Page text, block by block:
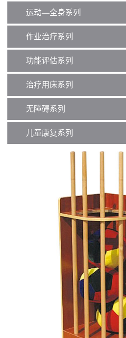
运动—全身系列
作业治疗系列
功能评估系列
治疗用床系列
无障碍系列
儿童康复系列